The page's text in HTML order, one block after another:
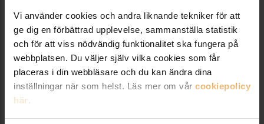
Vi använder cookies och andra liknande tekniker för att
ge dig en förbättrad upplevelse, sammanställa statistik
och för att viss nödvändig funktionalitet ska fungera på
webbplatsen. Du väljer själv vilka cookies som får
placeras i din webbläsare och du kan ändra dina
inställningar när som helst. Läs mer om vår cookiepolicy
här.
renoveringsnivå
Relaterade utbildningar